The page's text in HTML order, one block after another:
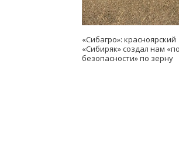
«Сибагро»: красноярский
«Сибиряк» создал нам
безопасности» по зерну